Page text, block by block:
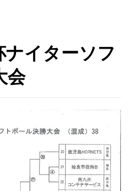
ナイターソフ
会
績
せ
お問い合わせはこちら